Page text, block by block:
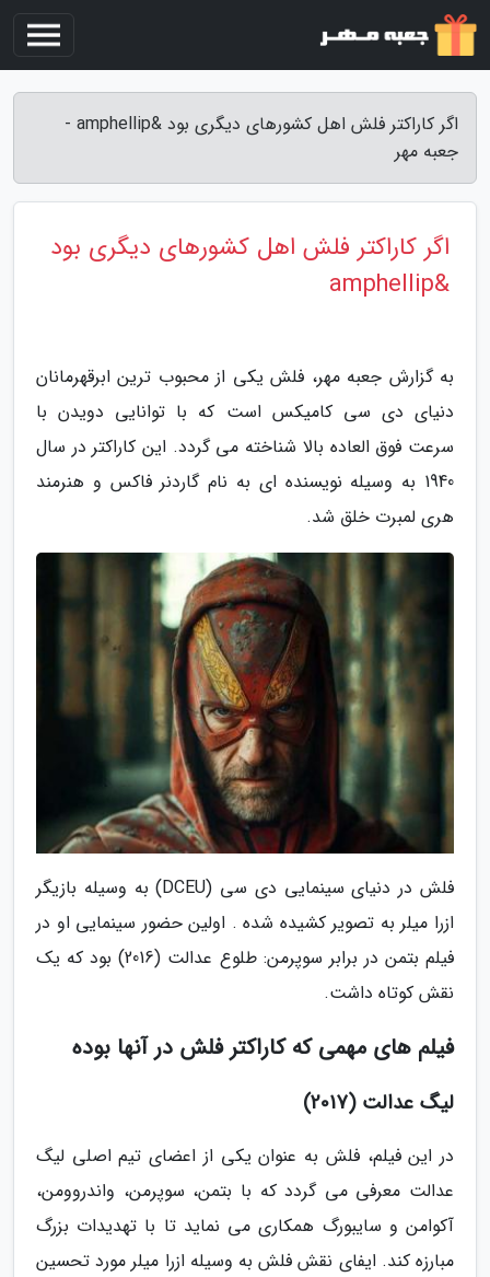
اگر کاراکتر فلش اهل کشورهای دیگری بود &amphellip -
جعبه مهر
اگر کاراکتر فلش اهل کشورهای دیگری بود
&amphellip
به گزارش جعبه مهر، فلش یکی از محبوب ترین ابرقهرمانان
دنیای دی سی کامیکس است که با توانایی دویدن با
سرعت فوق العاده بالا شناخته می گردد. این کاراکتر در سال
1940 به وسیله نویسنده ای به نام گاردنر فاکس و هنرمند
هری لمبرت خلق شد.
فلش در دنیای سینمایی دی سی (DCEU) به وسیله بازیگر
ازرا میلر به تصویر کشیده شده . اولین حضور سینمایی او در
فیلم بتمن در برابر سوپرمن: طلوع عدالت (2016) بود که یک
نقش کوتاه داشت.
فیلم های مهمی که کاراکتر فلش در آنها بوده
لیگ عدالت (2017)
در این فیلم، فلش به عنوان یکی از اعضای تیم اصلی لیگ
عدالت معرفی می گردد که با بتمن، سوپرمن، واندروومن،
آکوامن و سایبورگ همکاری می نماید تا با تهدیدات بزرگ
مبارزه کند. ایفای نقش فلش به وسیله ازرا میلر مورد تحسین